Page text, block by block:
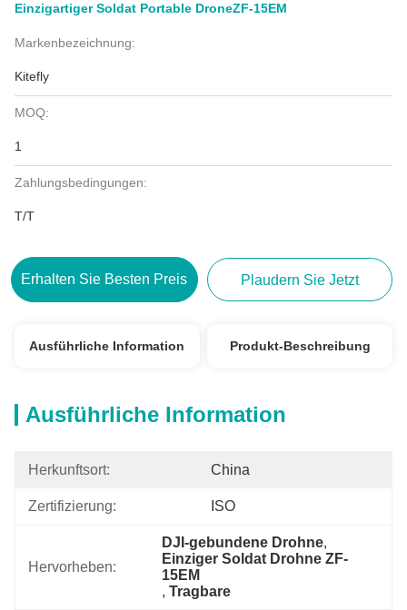
Einzigartiger Soldat Portable DroneZF-15EM
Markenbezeichnung:
Kitefly
MOQ:
1
Zahlungsbedingungen:
T/T
Erhalten Sie Besten Preis Plaudern Sie Jetzt
Ausführliche Information Produkt-Beschreibung
Ausführliche Information
Herkunftsort: China
Zertifizierung: ISO
Hervorheben:
DJI-gebundene Drohne,
Einziger Soldat Drohne ZF-
15EM
, Tragbare